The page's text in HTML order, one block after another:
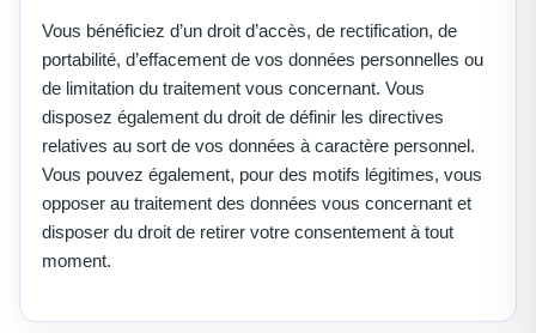
Vous bénéficiez d’un droit d’accès, de rectification, de
portabilité, d’effacement de vos données personnelles ou
de limitation du traitement vous concernant. Vous
disposez également du droit de définir les directives
relatives au sort de vos données à caractère personnel.
Vous pouvez également, pour des motifs légitimes, vous
opposer au traitement des données vous concernant et
disposer du droit de retirer votre consentement à tout
moment.